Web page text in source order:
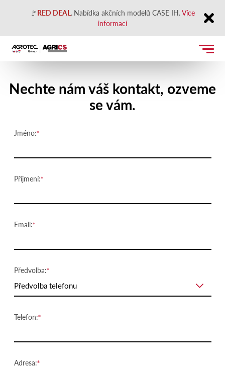
🚩RED DEAL. Nabídka akčních modelů CASE IH.Více
informací
Close
Nechte nám váš kontakt, ozveme
se vám.
Jméno:
Příjmení:
Email:
Předvolba:
Předvolba telefonu
Telefon:
Adresa: